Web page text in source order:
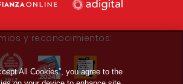
y reconocimientos:
All Cookies”, you agree to the